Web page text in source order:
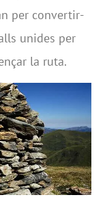
per convertir-
unides per
la ruta.